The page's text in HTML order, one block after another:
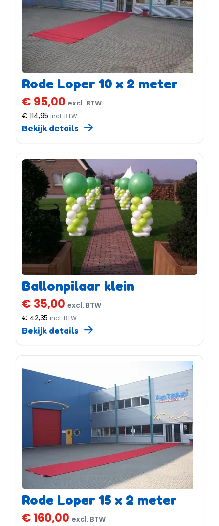
Rode Loper 10 x 2 meter
€ 95,00 excl. BTW
€ 114,95 incl. BTW
Bekijk details
Ballonpilaar klein
€ 35,00 excl. BTW
€ 42,35 incl. BTW
Bekijk details
Rode Loper 15 x 2 meter
€ 160,00 excl. BTW